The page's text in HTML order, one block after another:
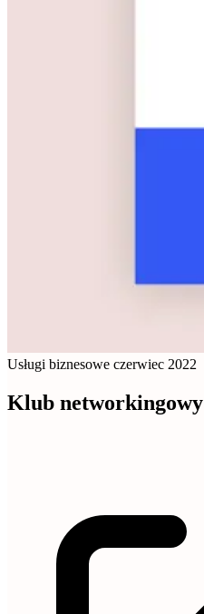
Usługi biznesowe czerwiec 2022
Klub networkingowy